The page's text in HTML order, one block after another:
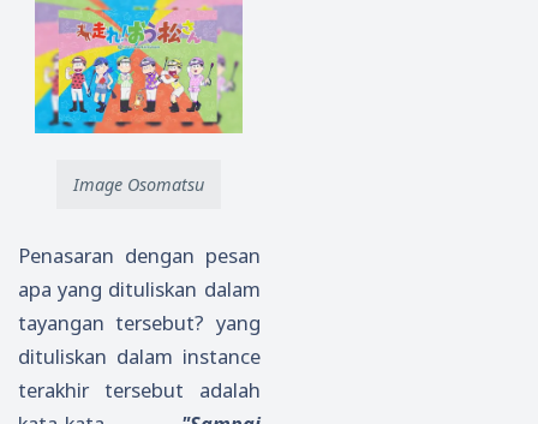
el
Mako
to
Shink
ai
k
nya!
versi
anim
e?
Image Osomatsu
Penasaran dengan pesan
apa yang dituliskan dalam
tayangan tersebut? yang
dituliskan dalam instance
terakhir tersebut adalah